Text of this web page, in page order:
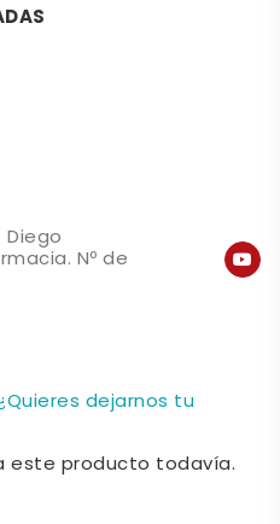
Diego
Nº de
dejarnos tu
este producto todavía.